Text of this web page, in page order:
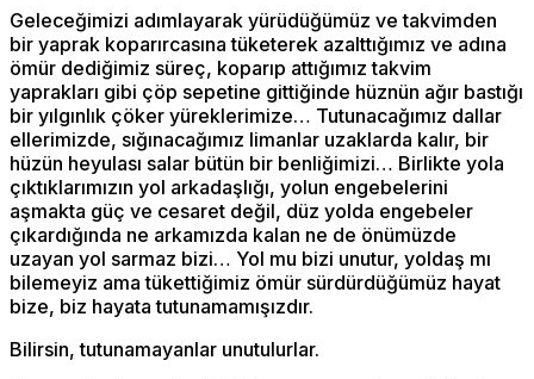
Geleceğimizi adımlayarak yürüdüğümüz ve takvimden
bir yaprak koparırcasına tüketerek azalttığımız ve adına
ömür dediğimiz süreç, koparıp attığımız takvim
yaprakları gibi çöp sepetine gittiğinde hüznün ağır bastığı
bir yılgınlık çöker yüreklerimize… Tutunacağımız dallar
ellerimizde, sığınacağımız limanlar uzaklarda kalır, bir
hüzün heyulası salar bütün bir benliğimizi… Birlikte yola
çıktıklarımızın yol arkadaşlığı, yolun engebelerini
aşmakta güç ve cesaret değil, düz yolda engebeler
çıkardığında ne arkamızda kalan ne de önümüzde
uzayan yol sarmaz bizi… Yol mu bizi unutur, yoldaş mı
bilemeyiz ama tükettiğimiz ömür sürdürdüğümüz hayat
bize, biz hayata tutunamamışızdır.
Bilirsin, tutunamayanlar unutulurlar.